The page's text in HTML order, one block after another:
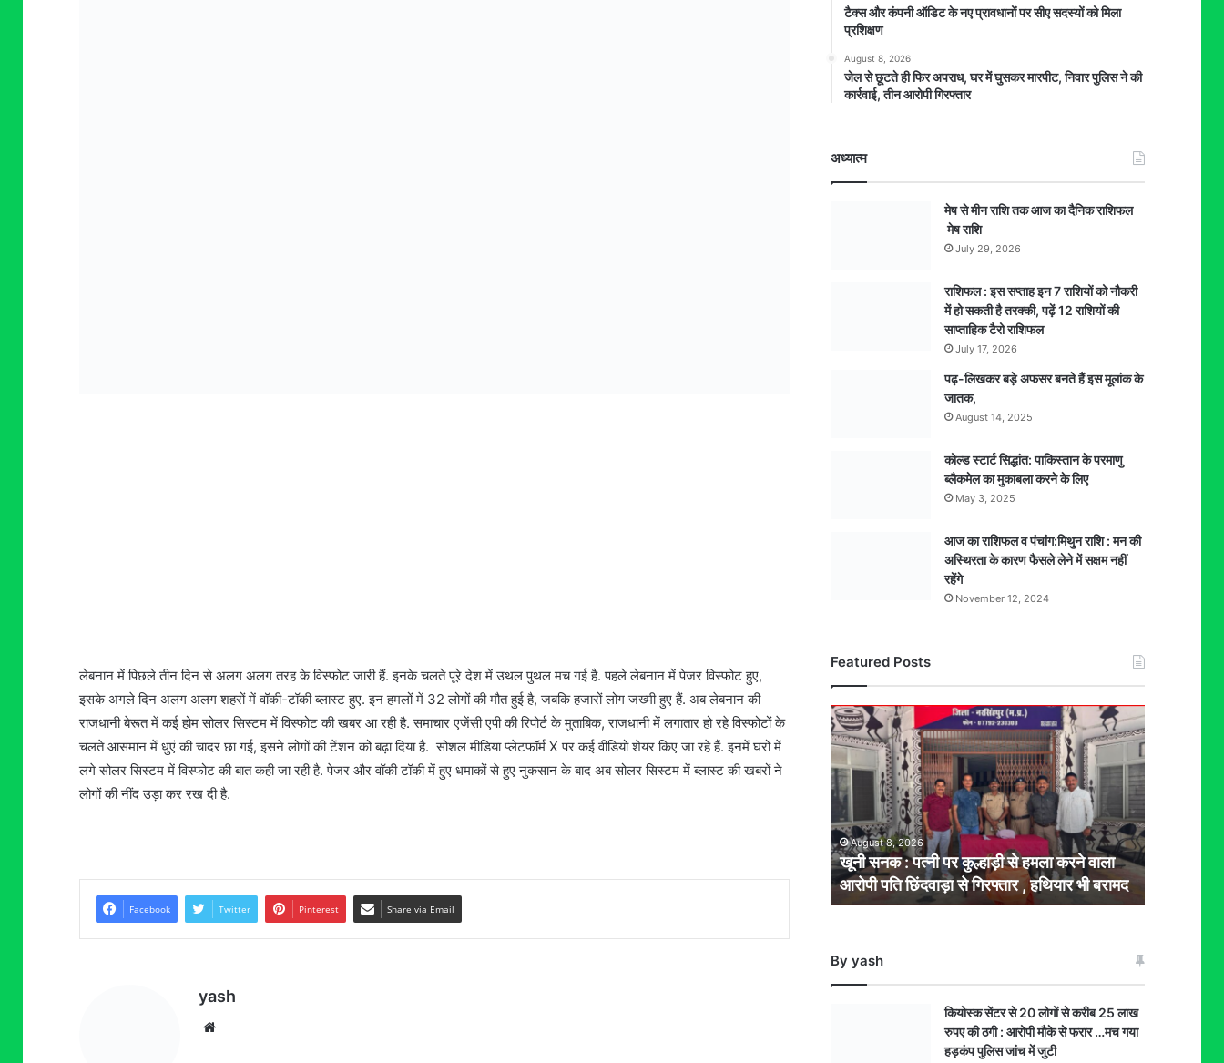
लेबनान में पिछले तीन दिन से अलग अलग तरह के विस्फोट जारी हैं. इनके चलते पूरे देश में उथल पुथल मच गई है. पहले लेबनान में पेजर विस्फोट हुए,
इसके अगले दिन अलग अलग शहरों में वॉकी-टॉकी ब्लास्ट हुए. इन हमलों में 32 लोगों की मौत हुई है, जबकि हजारों लोग जख्मी हुए हैं. अब लेबनान की
राजधानी बेरूत में कई होम सोलर सिस्टम में विस्फोट की खबर आ रही है. समाचार एजेंसी एपी की रिपोर्ट के मुताबिक, राजधानी में लगातार हो रहे विस्फोटों के
चलते आसमान में धुएं की चादर छा गई, इसने लोगों की टेंशन को बढ़ा दिया है. सोशल मीडिया प्लेटफॉर्म X पर कई वीडियो शेयर किए जा रहे हैं. इनमें घरों में
लगे सोलर सिस्टम में विस्फोट की बात कही जा रही है. पेजर और वॉकी टॉकी में हुए धमाकों से हुए नुकसान के बाद अब सोलर सिस्टम में ब्लास्ट की खबरों ने
लोगों की नींद उड़ा कर रख दी है.
Facebook Twitter Pinterest Share via Email
yash
Website
टैक्स और कंपनी ऑडिट के नए प्रावधानों पर सीए सदस्यों को मिला
प्रशिक्षण
August 8, 2026
जेल से छूटते ही फिर अपराध, घर में घुसकर मारपीट, निवार पुलिस ने की
कार्रवाई, तीन आरोपी गिरफ्तार
अध्यात्म
मेष से मीन राशि तक आज का दैनिक राशिफल
मेष राशि
July 29, 2026
राशिफल : इस सप्ताह इन 7 राशियों को नौकरी
में हो सकती है तरक्की, पढ़ें 12 राशियों की
साप्ताहिक टैरो राशिफल
July 17, 2026
पढ़-लिखकर बड़े अफसर बनते हैं इस मूलांक के
जातक,
August 14, 2025
कोल्ड स्टार्ट सिद्धांत: पाकिस्तान के परमाणु
ब्लैकमेल का मुकाबला करने के लिए
May 3, 2025
आज का राशिफल व पंचांग:मिथुन राशि : मन की
अस्थिरता के कारण फैसले लेने में सक्षम नहीं
रहेंगे
November 12, 2024
Featured Posts
खूनी
सनक
:
पत्नी
पर
कुल्हाड़ी
से
हमला
करने
वाला
आरोपी
से
गिरफ्तार
August 8, 2026
खूनी सनक : पत्नी पर कुल्हाड़ी से हमला करने वाला
आरोपी पति छिंदवाड़ा से गिरफ्तार , हथियार भी बरामद
By yash
कियोस्क सेंटर से 20 लोगों से करीब 25 लाख
रुपए की ठगी : आरोपी मौके से फरार …मच गया
हड़कंप पुलिस जांच में जुटी